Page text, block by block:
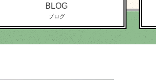
BLOG
ブログ